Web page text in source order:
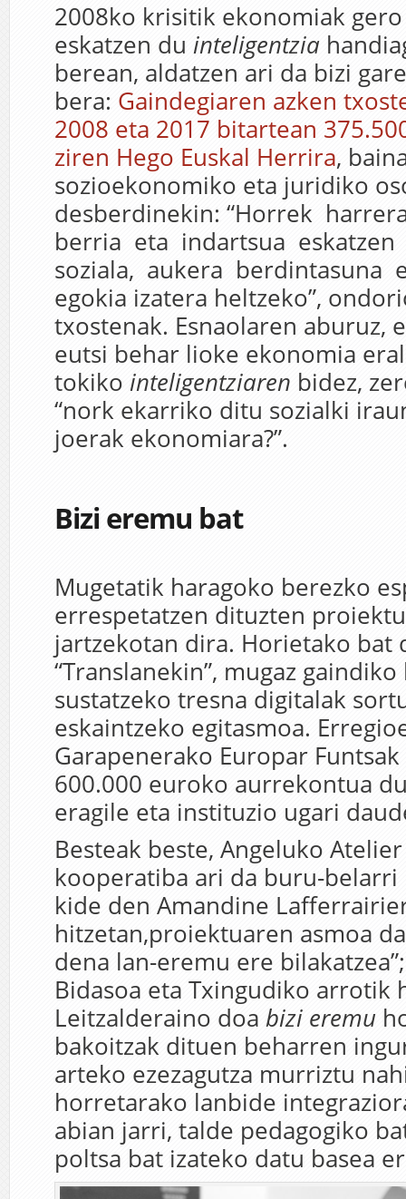
2008ko krisitik ekonomiak
eskatzen du inteligentzia
berean, aldatzen ari da bizi
bera: Gaindegiaren azken
2008 eta 2017 bitartean
ziren Hego Euskal Herrira,
sozioekonomiko eta juridiko
desberdinekin: “Horrek
berria eta indartsua
soziala, aukera berdintasuna
egokia izatera heltzeko”,
txostenak. Esnaolaren aburuz,
eutsi behar lioke ekonomia
tokiko inteligentziaren bidez,
“nork ekarriko ditu sozialki
joerak ekonomiara?”.
Bizi eremu bat
Mugetatik haragoko berezko
errespetatzen dituzten
jartzekotan dira. Horietako bat
“Translanekin”, mugaz
sustatzeko tresna digitalak
eskaintzeko egitasmoa.
Garapenerako Europar
600.000 euroko aurrekontua
eragile eta instituzio ugari
Besteak beste, Angeluko
kooperatiba ari da buru-
kide den Amandine
hitzetan,proiektuaren asmoa
dena lan-eremu ere
Bidasoa eta Txingudiko arrotik
Leitzalderaino doa bizi eremu
bakoitzak dituen beharren
arteko ezezagutza murriztu
horretarako lanbide
abian jarri, talde pedagogiko
poltsa bat izateko datu basea